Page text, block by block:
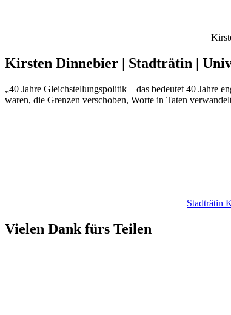
Kirsten Dinnebier | Stadträtin |
„40 Jahre Gleichstellungspolitik – das bedeutet 40 Jahre
waren, die Grenzen verschoben, Worte in Taten
Stadträtin
Vielen Dank fürs Teilen